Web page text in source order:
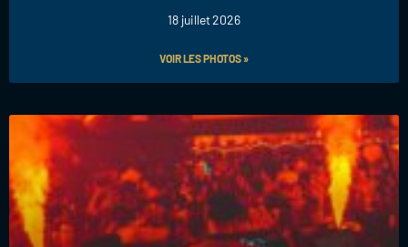
18 juillet 2026
VOIR LES PHOTOS »